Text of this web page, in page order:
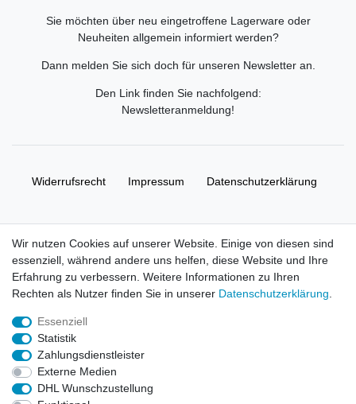
Sie möchten über neu eingetroffene Lagerware oder
Neuheiten allgemein informiert werden?
Dann melden Sie sich doch für unseren Newsletter an.
Den Link finden Sie nachfolgend:
Newsletteranmeldung!
Widerrufs­recht Impressum Daten­schutz­erklärung
© Copyright 2026 | Alle Rechte vorbehalten. HL-
Handelsgesellschaft mbH.
Alle Markennamen, Warenzeichen sowie sämtliche Produktbilder
und Beschreibungen sind Eigentum Ihrer rechtmäßigen
Eigentümer und dienen hier nur der Beschreibung.
Preise nur für registrierte Händler, ansonsten zeigt der Shop 0,00
Wir nutzen Cookies auf unserer Website. Einige von diesen sind
essenziell, während andere uns helfen, diese Website und Ihre
Erfahrung zu verbessern. Weitere Informationen zu Ihren
Rechten als Nutzer finden Sie in unserer Daten­schutz­erklärung
Essenziell
Statistik
Zahlungsdienstleister
Externe Medien
DHL Wunschzustellung